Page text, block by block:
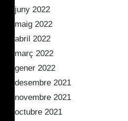
juny 2022
maig 2022
abril 2022
març 2022
gener 2022
desembre 2021
novembre 2021
octubre 2021